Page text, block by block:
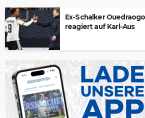
Ex-Schalker
reagiert auf Karl-Aus